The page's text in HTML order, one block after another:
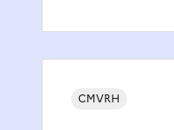
CMVRH